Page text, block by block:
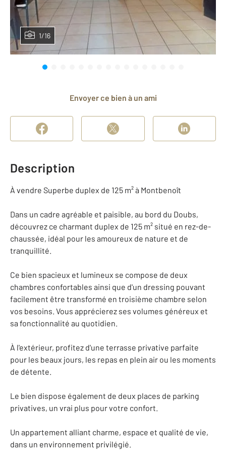
1/16
Envoyer ce bien à un ami
Description
À vendre Superbe duplex de 125 m² à Montbenoît
Dans un cadre agréable et paisible, au bord du Doubs,
découvrez ce charmant duplex de 125 m² situé en rez-de-
chaussée, idéal pour les amoureux de nature et de
tranquillité.
Ce bien spacieux et lumineux se compose de deux
chambres confortables ainsi que d'un dressing pouvant
facilement être transformé en troisième chambre selon
vos besoins. Vous apprécierez ses volumes généreux et
sa fonctionnalité au quotidien.
À l'extérieur, profitez d'une terrasse privative parfaite
pour les beaux jours, les repas en plein air ou les moments
de détente.
Le bien dispose également de deux places de parking
privatives, un vrai plus pour votre confort.
Un appartement alliant charme, espace et qualité de vie,
dans un environnement privilégié.